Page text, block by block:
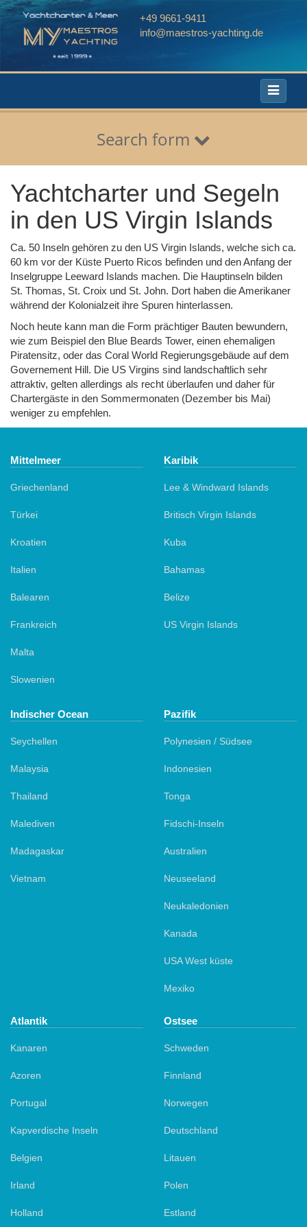
+49 9661-9411
info@maestros-yachting.de
Toggle
Search form
Yachtcharter und Segeln
in den US Virgin Islands
Ca. 50 Inseln gehören zu den US Virgin Islands, welche sich ca.
60 km vor der Küste Puerto Ricos befinden und den Anfang der
Inselgruppe Leeward Islands machen. Die Hauptinseln bilden
St. Thomas, St. Croix und St. John. Dort haben die Amerikaner
während der Kolonialzeit ihre Spuren hinterlassen.
Noch heute kann man die Form prächtiger Bauten bewundern,
wie zum Beispiel den Blue Beards Tower, einen ehemaligen
Piratensitz, oder das Coral World Regierungsgebäude auf dem
Governement Hill. Die US Virgins sind landschaftlich sehr
attraktiv, gelten allerdings als recht überlaufen und daher für
Chartergäste in den Sommermonaten (Dezember bis Mai)
weniger zu empfehlen.
Mittelmeer
Griechenland
Türkei
Kroatien
Italien
Balearen
Frankreich
Malta
Slowenien
Karibik
Lee & Windward Islands
Britisch Virgin Islands
Kuba
Bahamas
Belize
US Virgin Islands
Indischer Ocean
Seychellen
Malaysia
Thailand
Malediven
Madagaskar
Vietnam
Pazifik
Polynesien / Südsee
Indonesien
Tonga
Fidschi-Inseln
Australien
Neuseeland
Neukaledonien
Kanada
USA West küste
Mexiko
Atlantik
Kanaren
Azoren
Portugal
Kapverdische Inseln
Belgien
Irland
Holland
Ostsee
Schweden
Finnland
Norwegen
Deutschland
Litauen
Polen
Estland